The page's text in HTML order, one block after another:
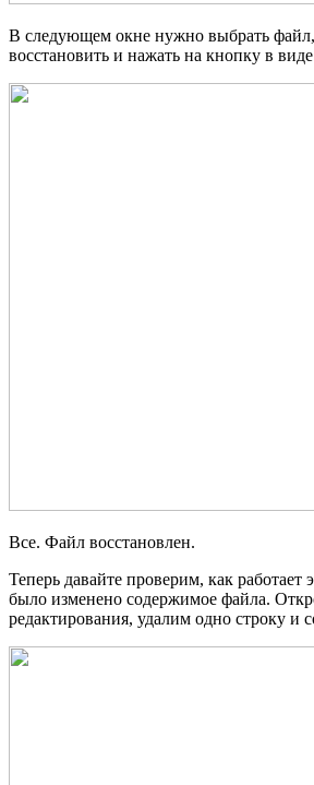
В следующем окне нужно выбрать
восстановить и нажать на кнопку в
Все. Файл восстановлен.
Теперь давайте проверим, как работает
было изменено содержимое файла.
редактирования, удалим одно строку и